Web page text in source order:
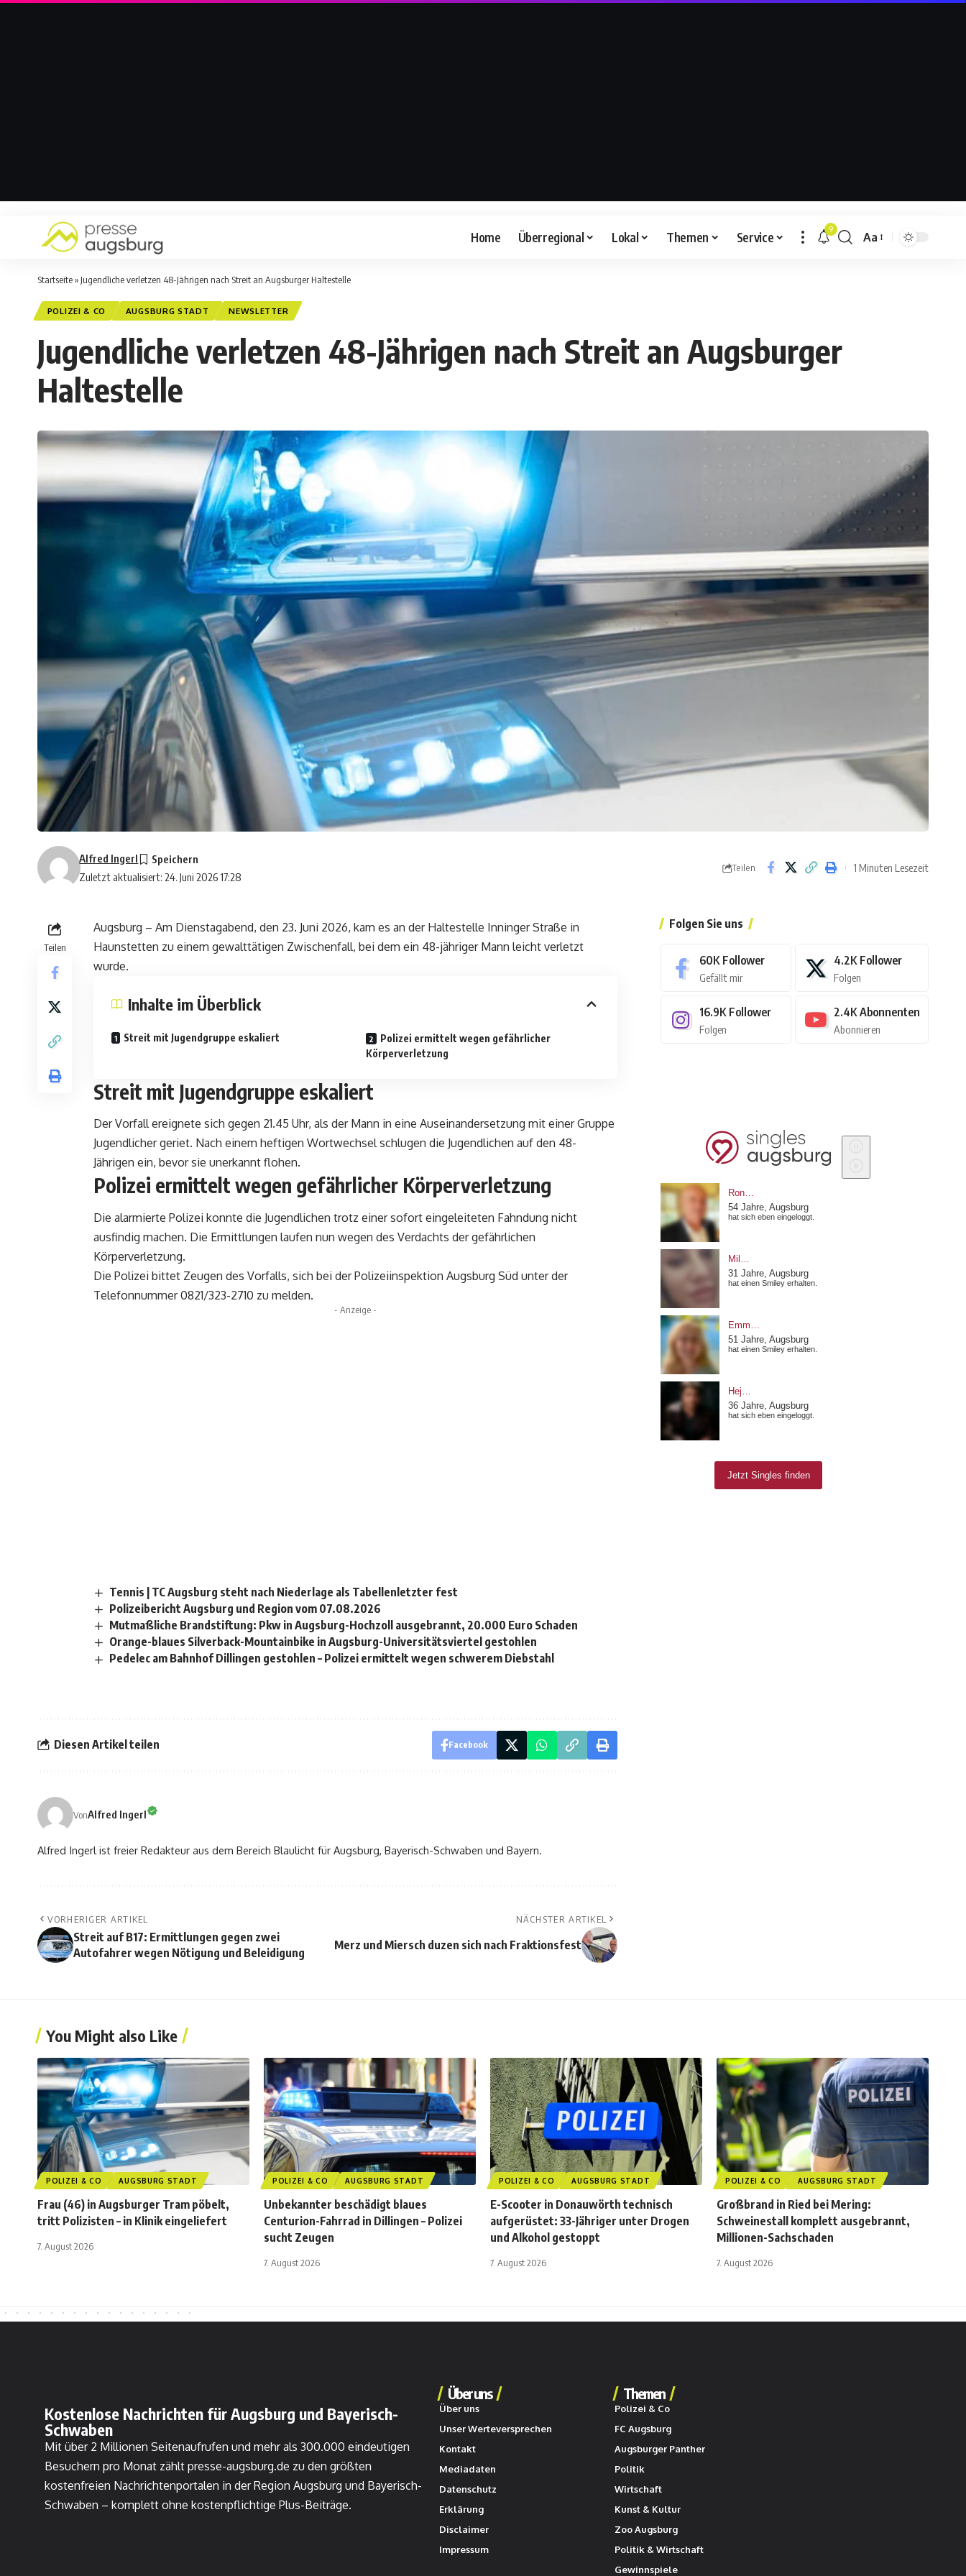
Home Überregional Lokal Themen Service 9
Aa
Startseite» Jugendliche verletzen 48-Jährigen nach Streit an Augsburger Haltestelle
POLIZEI & CO AUGSBURG STADT NEWSLETTER
Jugendliche verletzen 48-Jährigen nach Streit an Augsburger
Haltestelle
Zuletzt aktualisiert: 24. Juni 2026 17:28
Alfred Ingerl
Teilen 1 Minuten Lesezeit
Teilen
Augsburg – Am Dienstagabend, den 23. Juni 2026, kam es an der Haltestelle Inninger Straße in
Haunstetten zu einem gewalttätigen Zwischenfall, bei dem ein 48-jähriger Mann leicht verletzt
wurde.
Inhalte im Überblick
Streit mit Jugendgruppe eskaliert
Polizei ermittelt wegen gefährlicher
Körperverletzung
Streit mit Jugendgruppe eskaliert
Der Vorfall ereignete sich gegen 21.45 Uhr, als der Mann in eine Auseinandersetzung mit einer Gruppe
Jugendlicher geriet. Nach einem heftigen Wortwechsel schlugen die Jugendlichen auf den 48-
Jährigen ein, bevor sie unerkannt flohen.
Polizei ermittelt wegen gefährlicher Körperverletzung
Die alarmierte Polizei konnte die Jugendlichen trotz einer sofort eingeleiteten Fahndung nicht
ausfindig machen. Die Ermittlungen laufen nun wegen des Verdachts der gefährlichen
Körperverletzung.
Die Polizei bittet Zeugen des Vorfalls, sich bei der Polizeiinspektion Augsburg Süd unter der
Telefonnummer 0821/323-2710 zu melden.
- Anzeige -
Tennis | TC Augsburg steht nach Niederlage als Tabellenletzter fest
Polizeibericht Augsburg und Region vom 07.08.2026
Mutmaßliche Brandstiftung: Pkw in Augsburg-Hochzoll ausgebrannt, 20.000 Euro Schaden
Orange-blaues Silverback-Mountainbike in Augsburg-Universitätsviertel gestohlen
Pedelec am Bahnhof Dillingen gestohlen – Polizei ermittelt wegen schwerem Diebstahl
Diesen Artikel teilen Facebook
VonAlfred Ingerl
Alfred Ingerl ist freier Redakteur aus dem Bereich Blaulicht für Augsburg, Bayerisch-Schwaben und Bayern.
VORHERIGER ARTIKEL
Streit auf B17: Ermittlungen gegen zwei
Autofahrer wegen Nötigung und Beleidigung
NÄCHSTER ARTIKEL
Merz und Miersch duzen sich nach Fraktionsfest
Folgen Sie uns
60K Follower
Gefällt mir
4.2K Follower
Folgen
16.9K Follower
Folgen
2.4K Abonnenten
Abonnieren
You Might also Like
POLIZEI & CO AUGSBURG STADT
Frau (46) in Augsburger Tram pöbelt,
tritt Polizisten – in Klinik eingeliefert
7. August 2026
POLIZEI & CO AUGSBURG STADT
Unbekannter beschädigt blaues
Centurion-Fahrrad in Dillingen – Polizei
sucht Zeugen
7. August 2026
POLIZEI & CO AUGSBURG STADT
E-Scooter in Donauwörth technisch
aufgerüstet: 33-Jähriger unter Drogen
und Alkohol gestoppt
7. August 2026
POLIZEI & CO AUGSBURG STADT
Großbrand in Ried bei Mering:
Schweinestall komplett ausgebrannt,
Millionen-Sachschaden
7. August 2026
Kostenlose Nachrichten für Augsburg und Bayerisch-
Schwaben
Mit über 2 Millionen Seitenaufrufen und mehr als 300.000 eindeutigen
Besuchern pro Monat zählt presse-augsburg.de zu den größten
kostenfreien Nachrichtenportalen in der Region Augsburg und Bayerisch-
Schwaben – komplett ohne kostenpflichtige Plus-Beiträge.
Über uns
Über uns
Unser Werteversprechen
Kontakt
Mediadaten
Datenschutz
Erklärung
Disclaimer
Impressum
Themen
Polizei & Co
FC Augsburg
Augsburger Panther
Politik
Wirtschaft
Kunst & Kultur
Zoo Augsburg
Politik & Wirtschaft
Gewinnspiele